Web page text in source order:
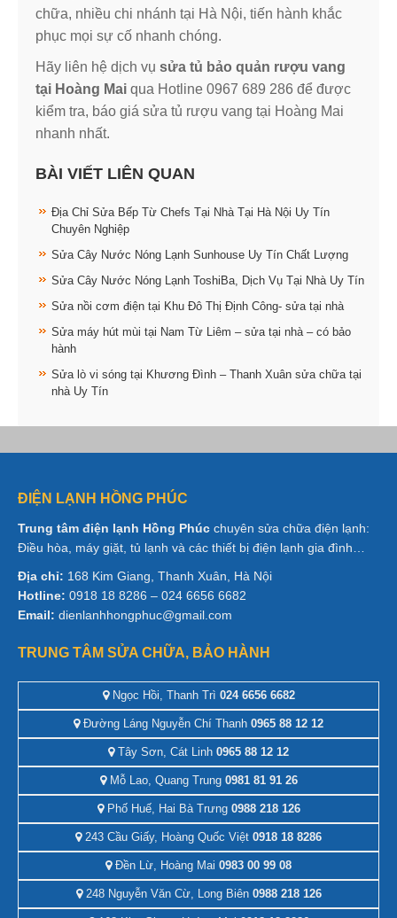
chữa, nhiều chi nhánh tại Hà Nội, tiến hành khắc
phục mọi sự cố nhanh chóng.
Hãy liên hệ dịch vụ sửa tủ bảo quản rượu vang
tại Hoàng Mai qua Hotline 0967 689 286 để được
kiểm tra, báo giá sửa tủ rượu vang tại Hoàng Mai
nhanh nhất.
BÀI VIẾT LIÊN QUAN
Địa Chỉ Sửa Bếp Từ Chefs Tại Nhà Tại Hà Nội Uy Tín
Chuyên Nghiệp
Sửa Cây Nước Nóng Lạnh Sunhouse Uy Tín Chất Lượng
Sửa Cây Nước Nóng Lạnh ToshiBa, Dịch Vụ Tại Nhà Uy Tín
Sửa nồi cơm điện tại Khu Đô Thị Định Công- sửa tại nhà
Sửa máy hút mùi tại Nam Từ Liêm – sửa tại nhà – có bảo
hành
Sửa lò vi sóng tại Khương Đình – Thanh Xuân sửa chữa tại
nhà Uy Tín
ĐIỆN LẠNH HỒNG PHÚC
Trung tâm điện lạnh Hồng Phúc chuyên sửa chữa điện lạnh:
Điều hòa, máy giặt, tủ lạnh và các thiết bị điện lạnh gia đình…
Địa chỉ: 168 Kim Giang, Thanh Xuân, Hà Nội
Hotline: 0918 18 8286 – 024 6656 6682
Email: dienlanhhongphuc@gmail.com
TRUNG TÂM SỬA CHỮA, BẢO HÀNH
Ngọc Hồi, Thanh Trì 024 6656 6682
Đường Láng Nguyễn Chí Thanh 0965 88 12 12
Tây Sơn, Cát Linh 0965 88 12 12
Mỗ Lao, Quang Trung0981 81 91 26
Phố Huế, Hai Bà Trưng0988 218 126
243 Cầu Giấy, Hoàng Quốc Việt 0918 18 8286
Đền Lừ, Hoàng Mai 0983 00 99 08
248 Nguyễn Văn Cừ, Long Biên0988 218 126